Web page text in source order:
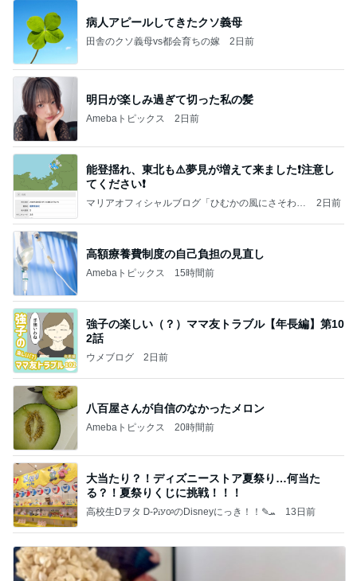
病人アピールしてきたクソ義母
田舎のクソ義母vs都会育ちの嫁 2日前
明日が楽しみ過ぎて切った私の髪
Amebaトピックス 2日前
能登揺れ、東北も⚠️夢見が増えて来ました❗️注意し
てください❗️
マリアオフィシャルブログ「ひむかの風にさそわれ
2日前
高額療養費制度の自己負担の見直し
Amebaトピックス 15時間前
強子の楽しい（？）ママ友トラブル【年長編】第10
2話
ウメブログ 2日前
八百屋さんが自信のなかったメロン
Amebaトピックス 20時間前
大当たり？！ディズニーストア夏祭り…何当た
る？！夏祭りくじに挑戦！！！
高校生Dヲタ Ꭰ-ᎮꭵꭹꭴのDisneyにっき！！✎ܚ 13日前